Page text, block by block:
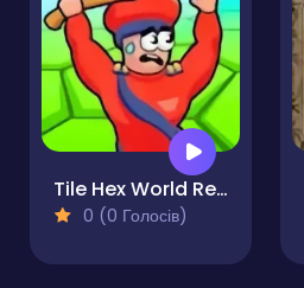
Tile Hex World Red vs Blue
0 (0 Голосів)